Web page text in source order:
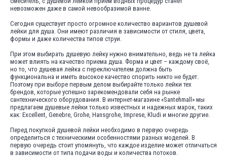
невозможен даже в самой невообразимой ванне.
Сегодня существует просто огромное количество вариантов душевой
лейки для душа. Они имеют различия в зависимости от стиля, цвета,
формы и даже количества типов струи.
При этом выбирать душевую лейку нужно внимательно, ведь не та лейка
может влиять на качество приема душа. Форма и цвет – каждому своё,
но то, что душевая лейка с переключателем должна быть
функциональна и иметь высокое качество спорить никто не будет.
Поэтому при выборе первым делом выбирайте только лейки тех
брендов, которые успешно зарекомендовали себя на рынке
сантехнического оборудования. В интернет-магазине «Santehmall» мы
предлагаем душевые лейки только известных и надежных марок, таких
как: Excellent, Genebre, Grohe, Hansgrohe, Imprese, Kludi и многие другие.
Перед покупкой душевой лейки необходимо в первую очередь
определиться с техническими особенностями разных моделей. В
первую очередь стоит упомянуть, что каждое изделие может отличаться
в зависимости от типа подачи воды и количества потоков.